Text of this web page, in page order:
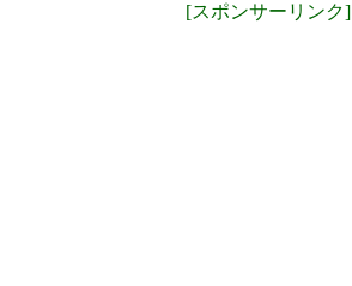
[スポンサーリンク]